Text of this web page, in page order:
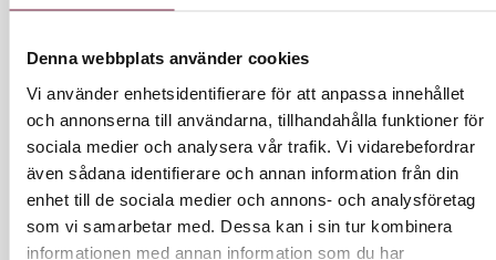
Denna webbplats använder cookies
Vi använder enhetsidentifierare för att anpassa innehållet
och annonserna till användarna, tillhandahålla funktioner för
sociala medier och analysera vår trafik. Vi vidarebefordrar
även sådana identifierare och annan information från din
enhet till de sociala medier och annons- och analysföretag
som vi samarbetar med. Dessa kan i sin tur kombinera
informationen med annan information som du har
LÄGG I VARUKORG
INFORMATION